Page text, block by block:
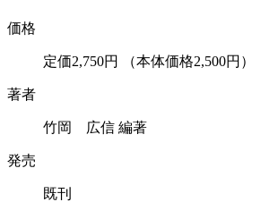
価格
定価2,750円 （本体価格2,500円）
著者
竹岡 広信 編著
発売
既刊